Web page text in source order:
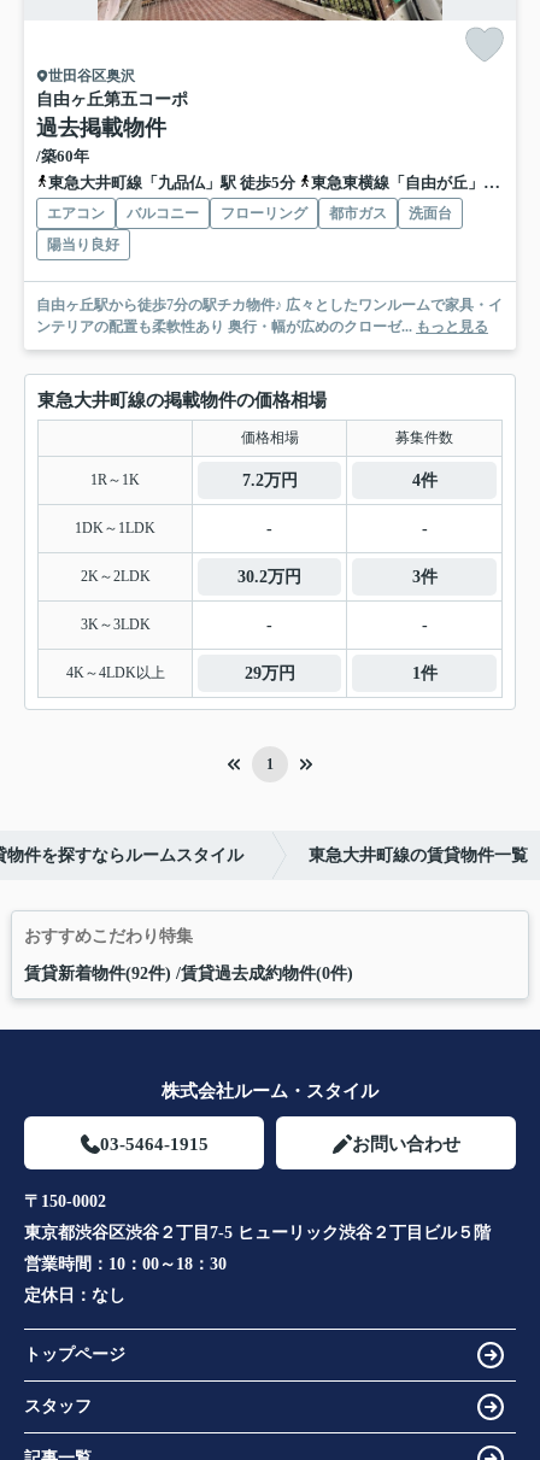
世田谷区奥沢
自由ヶ丘第五コーポ
過去掲載物件
/築60年
東急大井町線「九品仏」駅 徒歩5分
東急東横線「自由が丘」駅 徒歩7分
エアコン バルコニー フローリング 都市ガス
洗面台
陽当り良好
自由ヶ丘駅から徒歩7分の駅チカ物件♪ 広々としたワンルームで家具・イ
ンテリアの配置も柔軟性あり 奥行・幅が広めのクローゼ... もっと見る
東急大井町線の掲載物件の価格相場
価格相場 募集件数
1R～1K 7.2万円 4件
1DK～1LDK - -
2K～2LDK 30.2万円 3件
3K～3LDK - -
4K～4LDK以上 29万円 1件
1
物件を探すならルームスタイル 東急大井町線の賃貸物件一覧
おすすめこだわり特集
賃貸新着物件(92件) 賃貸過去成約物件(0件)
株式会社ルーム・スタイル
03-5464-1915 お問い合わせ
〒150-0002
東京都渋谷区渋谷２丁目7-5 ヒューリック渋谷２丁目ビル５階
営業時間： 10：00～18：30
定休日： なし
トップページ
スタッフ